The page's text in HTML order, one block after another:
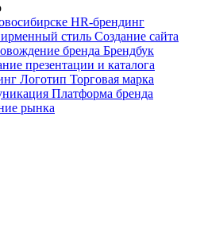
HR-брендинг
стиль Создание сайта
бренда Брендбук
презентации и каталога
Логотип Торговая марка
Платформа бренда
рынка